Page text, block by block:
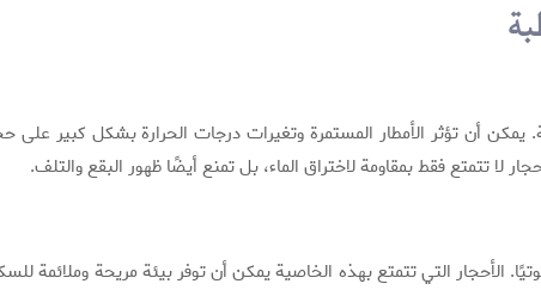
يمكن أن تؤثر الأمطار المستمرة وتغيرات درجات الحرارة بشكل كبير
لا تتمتع فقط بمقاومة لاختراق الماء، بل تمنع أيضًا ظهور البقع والتلف.
الأحجار التي تتمتع بهذه الخاصية يمكن أن توفر بيئة مريحة وملائمة